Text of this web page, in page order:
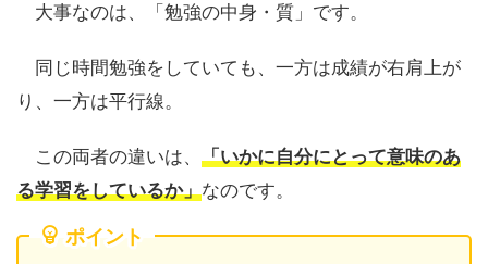
大事なのは、「勉強の中身・質」です。
同じ時間勉強をしていても、一方は成績が右肩上が
り、一方は平行線。
この両者の違いは、 「いかに自分にとって意味のあ
る学習をしているか」なのです。
ポイント